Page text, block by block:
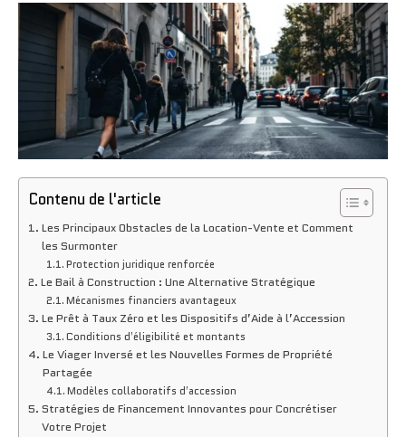
Contenu de l'article
Les Principaux Obstacles de la Location-Vente et Comment
les Surmonter
Protection juridique renforcée
Le Bail à Construction : Une Alternative Stratégique
Mécanismes financiers avantageux
Le Prêt à Taux Zéro et les Dispositifs d’Aide à l’Accession
Conditions d’éligibilité et montants
Le Viager Inversé et les Nouvelles Formes de Propriété
Partagée
Modèles collaboratifs d’accession
Stratégies de Financement Innovantes pour Concrétiser
Votre Projet